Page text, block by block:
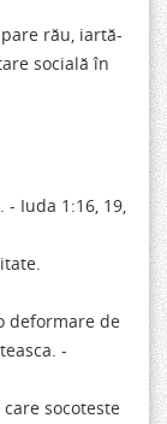
rău, iartă-
socială în
Iuda 1:16, 19,
deformare de
-
socoteste